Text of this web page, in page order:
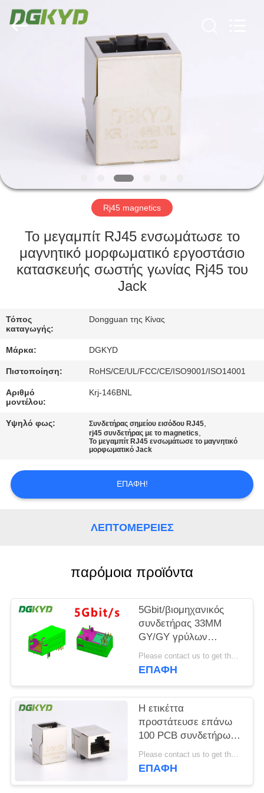
ΠΡΟΪΌΝΤΑ
ΕΜΦΆΝΙΣΗ
ΠΕΡΊΠΟΥ
ΓΎΡΟΣ
ΕΡΓΟΣΤΑΣΊΩΝ
ΈΛΕΓΧΟΣ
ΕΛΆΤΕ
ΣΕ
ΕΠΑΦΉ
ΖΗΤΉΣΤΕ
ΈΝΑ
ΜΥΣΤΙΚΌΤΗΤΑΣ
Electronic
Technology
Co.,ltd.
Rj45 magnetics
Το μεγαμπίτ RJ45 ενσωμάτωσε το
μαγνητικό μορφωματικό εργοστάσιο
κατασκευής σωστής γωνίας Rj45 του
Jack
Τόπος
καταγωγής:
Dongguan της Κίνας
Μάρκα: DGKYD
Πιστοποίηση: RoHS/CE/UL/FCC/CE/ISO9001/ISO14001
Αριθμό
μοντέλου:
Krj-146BNL
Υψηλό φως: Συνδετήρας σημείου εισόδου RJ45,
rj45 συνδετήρας με το magnetics,
Το μεγαμπίτ RJ45 ενσωμάτωσε το μαγνητικό
μορφωματικό Jack
ΕΠΑΦΉ!
ΛΕΠΤΟΜΈΡΕΙΕΣ
παρόμοια προϊόντα
5Gbit/βιομηχανικός
συνδετήρας 33MM
GY/GY γρύλων
magnetics του s RJ45
ethernet
Please contact us to get the latest price. MOQ:1 κομμάτι
ΕΠΑΦΉ
Η ετικέττα
προστάτευσε επάνω
100 PCB συνδετήρων
βάσεων tx rj45
τοποθετεί με το
Please contact us to get the latest price. MOQ:1 κομμάτι
ΕΠΑΦΉ